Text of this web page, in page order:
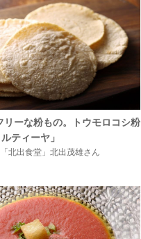
リーな粉もの。トウモロコシ粉
ティーヤ」
「北出食堂」北出茂雄さん